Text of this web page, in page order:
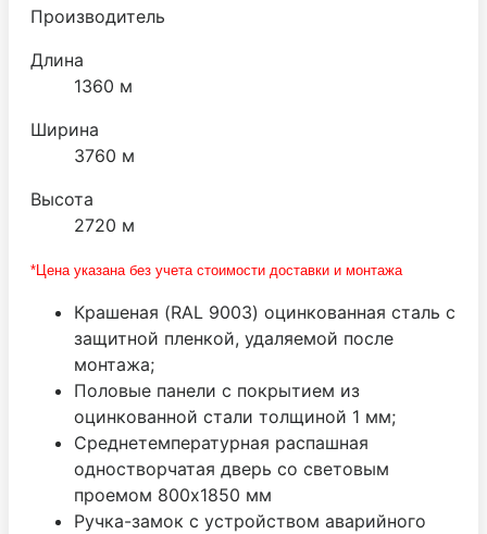
Производитель
Длина
1360 м
Ширина
3760 м
Высота
2720 м
*Цена указана без учета стоимости доставки и монтажа
Крашеная (RAL 9003) оцинкованная сталь с
защитной пленкой, удаляемой после
монтажа;
Половые панели с покрытием из
оцинкованной стали толщиной 1 мм;
Среднетемпературная распашная
одностворчатая дверь со световым
проемом 800х1850 мм
Ручка-замок с устройством аварийного